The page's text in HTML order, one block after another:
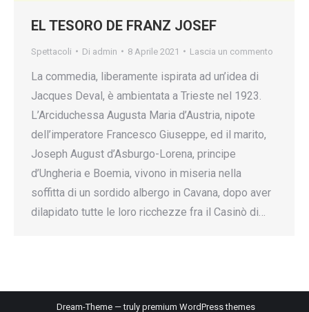
EL TESORO DE FRANZ JOSEF
Spettacoli Di admin 8 Aprile 2021 Lascia un commento
La commedia, liberamente ispirata ad un’idea di
Jacques Deval, è ambientata a Trieste nel 1923.
L’Arciduchessa Augusta Maria d’Austria, nipote
dell’imperatore Francesco Giuseppe, ed il marito,
Joseph August d’Asburgo-Lorena, principe
d’Ungheria e Boemia, vivono in miseria nella
soffitta di un sordido albergo in Cavana, dopo aver
dilapidato tutte le loro ricchezze fra il Casinò di…
Dream-Theme — truly premium WordPress themes